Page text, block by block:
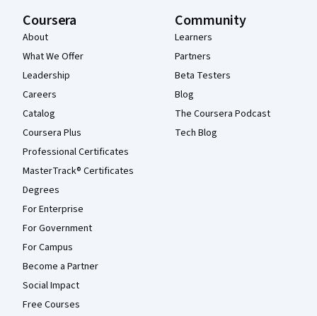
Coursera
About
What We Offer
Leadership
Careers
Catalog
Coursera Plus
Professional Certificates
MasterTrack® Certificates
Degrees
For Enterprise
For Government
For Campus
Become a Partner
Social Impact
Free Courses
Community
Learners
Partners
Beta Testers
Blog
The Coursera Podcast
Tech Blog